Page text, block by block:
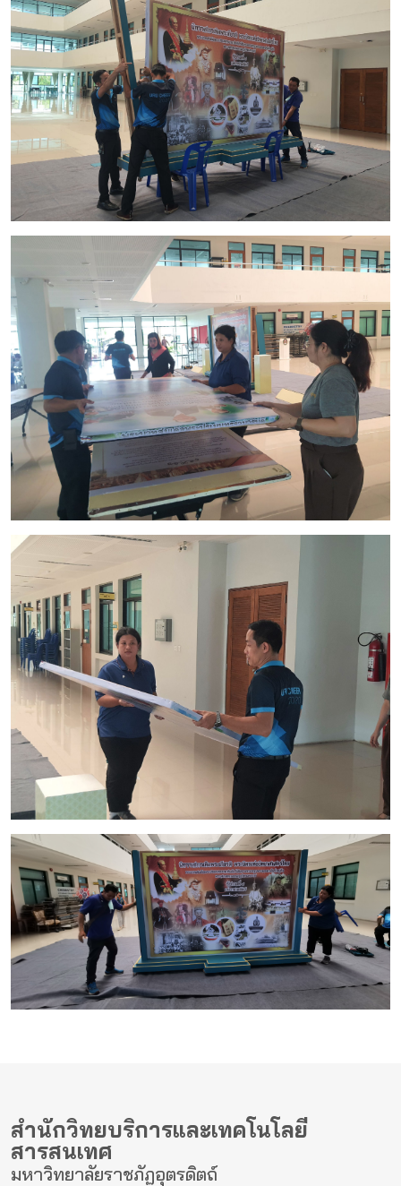
สำนักวิทยบริการและเทคโนโลยี
สารสนเทศ
มหาวิทยาลัยราชภัฏอุตรดิตถ์